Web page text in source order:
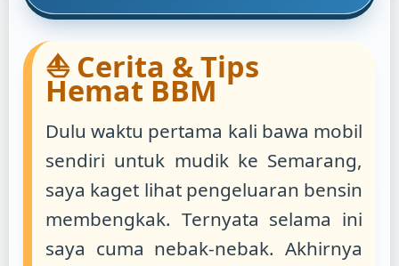
⛵ Cerita & Tips
Hemat BBM
Dulu waktu pertama kali bawa mobil
sendiri untuk mudik ke Semarang,
saya kaget lihat pengeluaran bensin
membengkak. Ternyata selama ini
saya cuma nebak-nebak. Akhirnya